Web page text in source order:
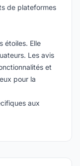
de plateformes
étoiles. Elle
Les avis
et
pour la
aux